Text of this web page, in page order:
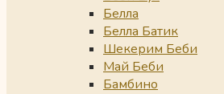
Белла
Белла Батик
Шекерим Беби
Май Беби
Бамбино